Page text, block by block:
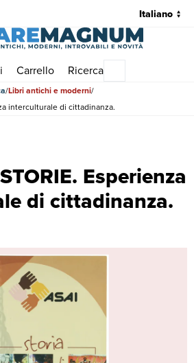
Carrello Ricerca
Libri antichi e moderni
interculturale di cittadinanza.
Esperienza
di cittadinanza.
interculturale di cittadinanza. |